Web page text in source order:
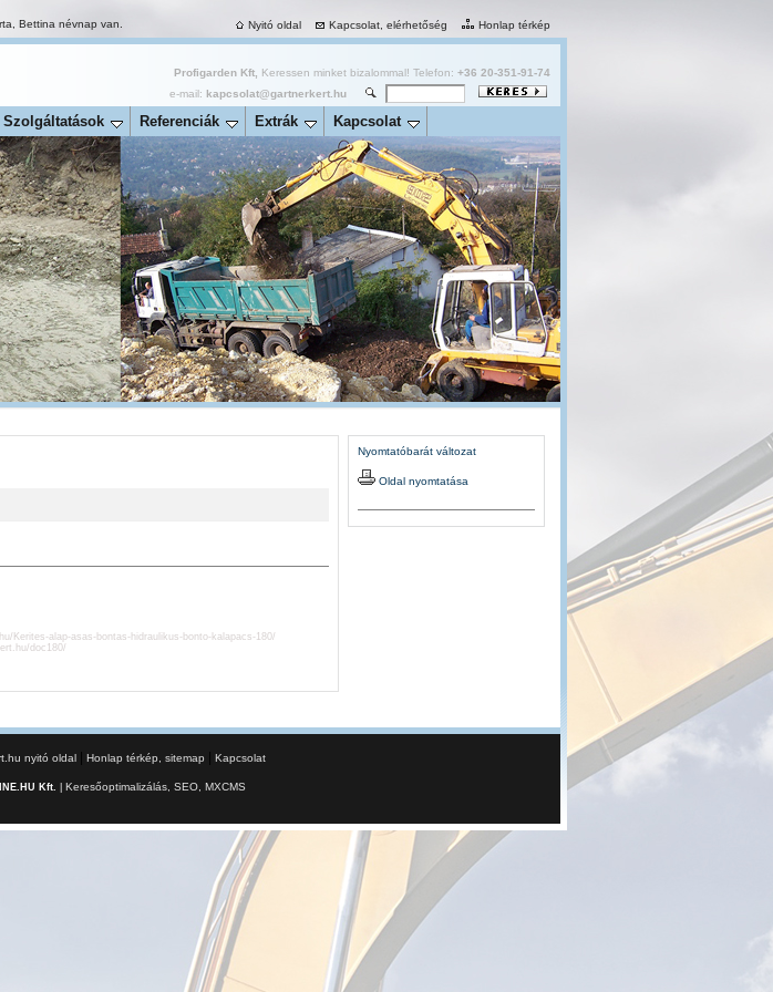
Bettina névnap van. Nyitó oldal Kapcsolat, elérhetőség Honlap térkép
Profigarden Kft, Keressen minket bizalommal! Telefon: +36 20-351-91-74
e-mail: kapcsolat@gartnerkert.hu
Szolgáltatások Referenciák Extrák Kapcsolat
Kerites-alap-asas-bontas-hidraulikus-bonto-kalapacs-180/
doc180/
Nyomtatóbarát változat
Oldal nyomtatása
nyitó oldal Honlap térkép, sitemap Kapcsolat
Kft. Keresőoptimalizálás, SEO, MXCMS